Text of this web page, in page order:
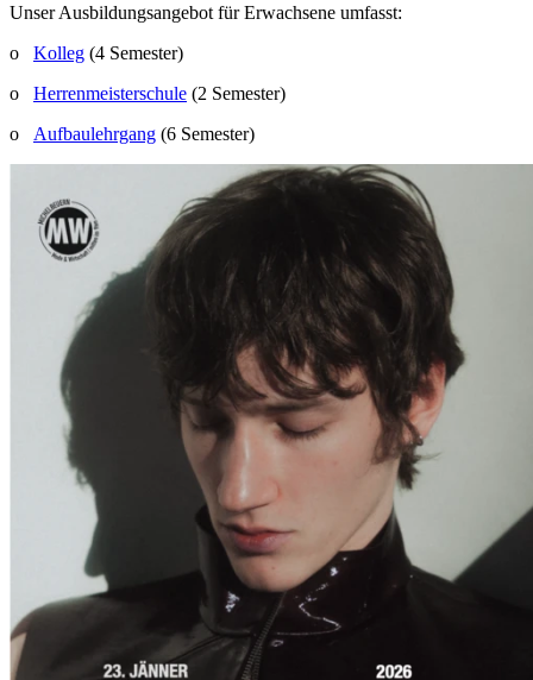
Unser Ausbildungsangebot für Erwachsene umfasst:
o Kolleg (4 Semester)
o Herrenmeisterschule (2 Semester)
o Aufbaulehrgang (6 Semester)